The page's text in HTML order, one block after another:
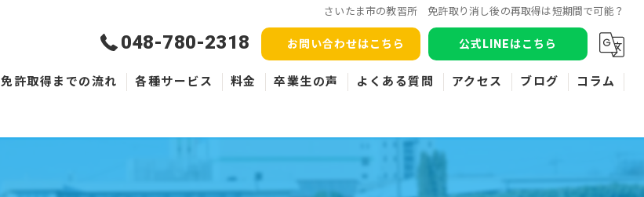
さいたま市の教習所 免許取り消し後の再取得は短期間で可能？
048-780-2318 お問い合わせはこちら 公式LINEはこちら
免許取得までの流れ 各種サービス 料金 卒業生の声 よくある質問 アクセス ブログ コラム